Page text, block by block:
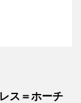
ス＝ホーチ